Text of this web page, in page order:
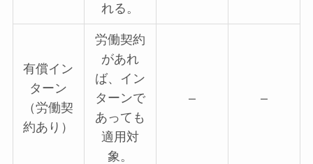
れる。
有償イン
ターン
（労働契
約あり）
労働契約
があれ
ば、イン
ターンで
あっても
適用対
象。
– –